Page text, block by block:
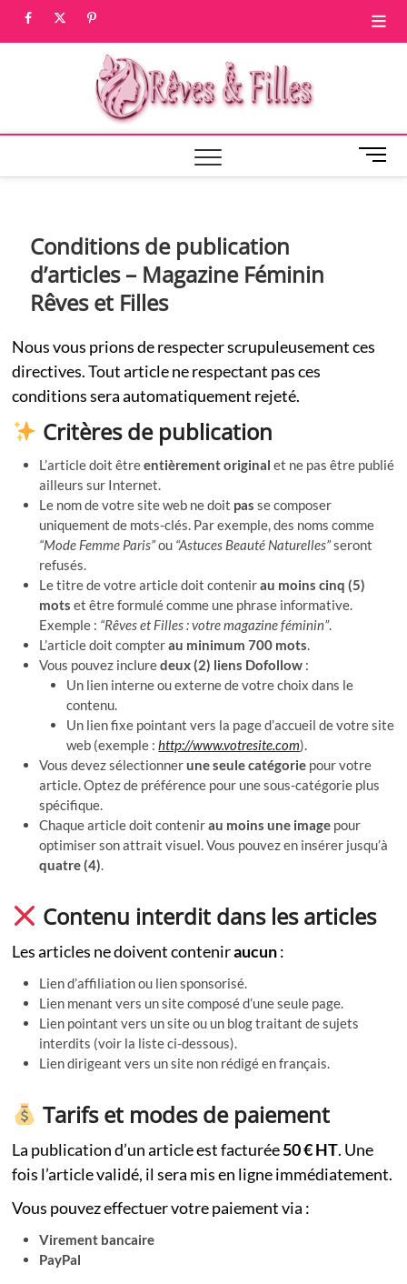
facebook
twitterpinterest
M
e
Conditions de publication
d’articles – Magazine Féminin
Rêves et Filles
Nous vous prions de respecter scrupuleusement ces
directives. Tout article ne respectant pas ces
conditions sera automatiquement rejeté.
Critères de publication
L’article doit êtreentièrement original et ne pas être publié
ailleurs sur Internet.
Le nom de votre site web ne doit pas se composer
uniquement de mots-clés. Par exemple, des noms comme
“Mode Femme Paris”ou “Astuces Beauté Naturelles”seront
refusés.
Le titre de votre article doit contenirau moins cinq (5)
mots et être formulé comme une phrase informative.
Exemple : “Rêves et Filles : votre magazine féminin”.
L’article doit compterau minimum 700 mots.
Vous pouvez incluredeux (2) liens Dofollow :
Un lien interne ou externe de votre choix dans le
contenu.
Un lien fixe pointant vers la page d’accueil de votre site
web (exemple :http://www.votresite.com).
Vous devez sélectionnerune seule catégorie pour votre
article. Optez de préférence pour une sous-catégorie plus
spécifique.
Chaque article doit contenirau moins une image pour
optimiser son attrait visuel. Vous pouvez en insérer jusqu’à
quatre (4).
Contenu interdit dans les articles
Les articles ne doivent conteniraucun:
Lien d’affiliation ou lien sponsorisé.
Lien menant vers un site composé d’une seule page.
Lien pointant vers un site ou un blog traitant de sujets
interdits (voir la liste ci-dessous).
Lien dirigeant vers un site non rédigé en français.
Tarifs et modes de paiement
La publication d’un article est facturée50 € HT. Une
fois l’article validé, il sera mis en ligne immédiatement.
Vous pouvez effectuer votre paiement via :
Virement bancaire
PayPal